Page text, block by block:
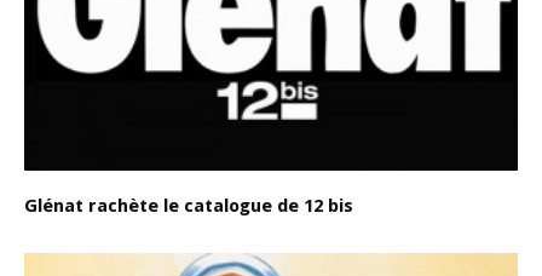
Glénat rachète le catalogue de 12 bis